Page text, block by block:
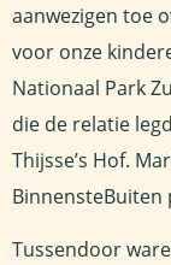
aanwezigen toe
voor onze
Nationaal Park
die de relatie
Thijsse’s Hof.
Tussendoor